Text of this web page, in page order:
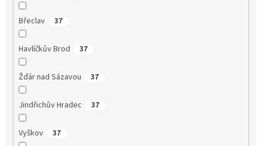
Břeclav 37
Havlíčkův Brod 37
Žďár nad Sázavou 37
Jindřichův Hradec 37
Vyškov 37